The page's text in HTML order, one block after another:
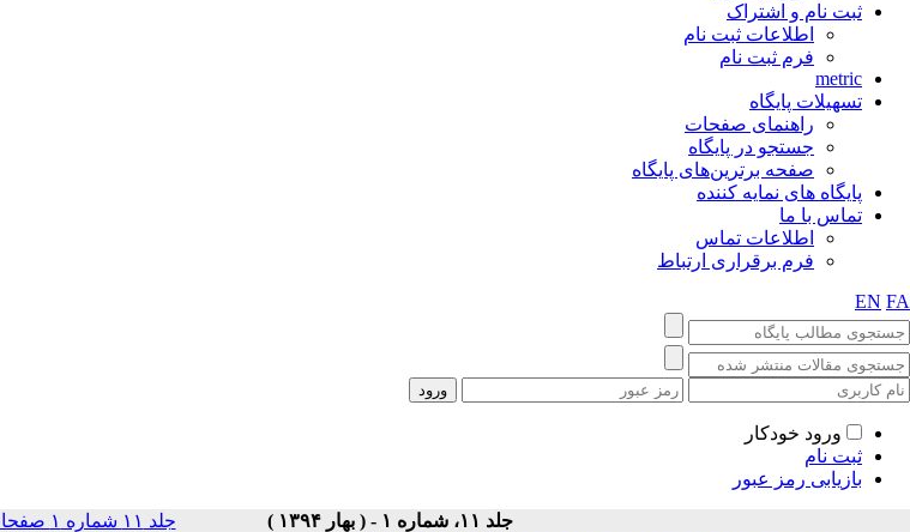
ثبت نام و اشتراک
اطلاعات ثبت نام
فرم ثبت نام
metric
تسهیلات پایگاه
راهنمای صفحات
جستجو در پایگاه
صفحه برترین‌های پایگاه
پایگاه های نمایه کننده
تماس با ما
اطلاعات تماس
فرم برقراری ارتباط
EN FA
ورود خودکار
ثبت نام
بازیابی رمز عبور
جلد ۱۱، شماره ۱ - ( بهار ۱۳۹۴ ) جلد ۱۱ شماره ۱ صفحات ۵۷-۵۰